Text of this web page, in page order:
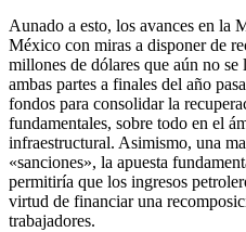
Aunado a esto, los avances en la
México con miras a disponer de
millones de dólares que aún no
ambas partes a finales del año
fondos para consolidar la
fundamentales, sobre todo en el
infraestructural. Asimismo, una
«sanciones», la apuesta
permitiría que los ingresos
virtud de financiar una
trabajadores.